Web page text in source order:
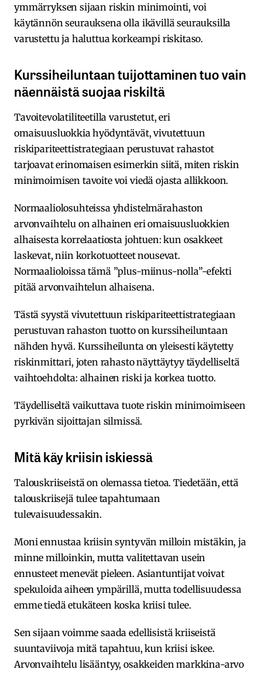
ymmärryksen sijaan riskin minimointi, voi
käytännön seurauksena olla ikävillä seurauksilla
varustettu ja haluttua korkeampi riskitaso.
Kurssiheiluntaan tuijottaminen tuo vain
näennäistä suojaa riskiltä
Tavoitevolatiliteetilla varustetut, eri
omaisuusluokkia hyödyntävät, vivutettuun
riskipariteettistrategiaan perustuvat rahastot
tarjoavat erinomaisen esimerkin siitä, miten riskin
minimoimisen tavoite voi viedä ojasta allikkoon.
Normaaliolosuhteissa yhdistelmärahaston
arvonvaihtelu on alhainen eri omaisuusluokkien
alhaisesta korrelaatiosta johtuen: kun osakkeet
laskevat, niin korkotuotteet nousevat.
Normaalioloissa tämä ”plus-miinus-nolla”-efekti
pitää arvonvaihtelun alhaisena.
Tästä syystä vivutettuun riskipariteettistrategiaan
perustuvan rahaston tuotto on kurssiheiluntaan
nähden hyvä. Kurssiheilunta on yleisesti käytetty
riskinmittari, joten rahasto näyttäytyy täydelliseltä
vaihtoehdolta: alhainen riski ja korkea tuotto.
Täydelliseltä vaikuttava tuote riskin minimoimiseen
pyrkivän sijoittajan silmissä.
Mitä käy kriisin iskiessä
Talouskriiseistä on olemassa tietoa. Tiedetään, että
talouskriisejä tulee tapahtumaan
tulevaisuudessakin.
Moni ennustaa kriisin syntyvän milloin mistäkin, ja
minne milloinkin, mutta valitettavan usein
ennusteet menevät pieleen. Asiantuntijat voivat
spekuloida aiheen ympärillä, mutta todellisuudessa
emme tiedä etukäteen koska kriisi tulee.
Sen sijaan voimme saada edellisistä kriiseistä
suuntaviivoja mitä tapahtuu, kun kriisi iskee.
Arvonvaihtelu lisääntyy, osakkeiden markkina-arvo